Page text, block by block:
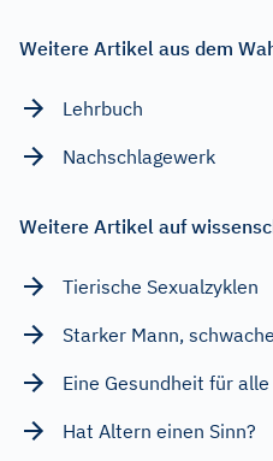
Weitere Artikel aus dem
Lehrbuch
Nachschlagewerk
Weitere Artikel auf
Tierische Sexualzyklen
Starker Mann,
Eine Gesundheit für alle
Hat Altern einen Sinn?